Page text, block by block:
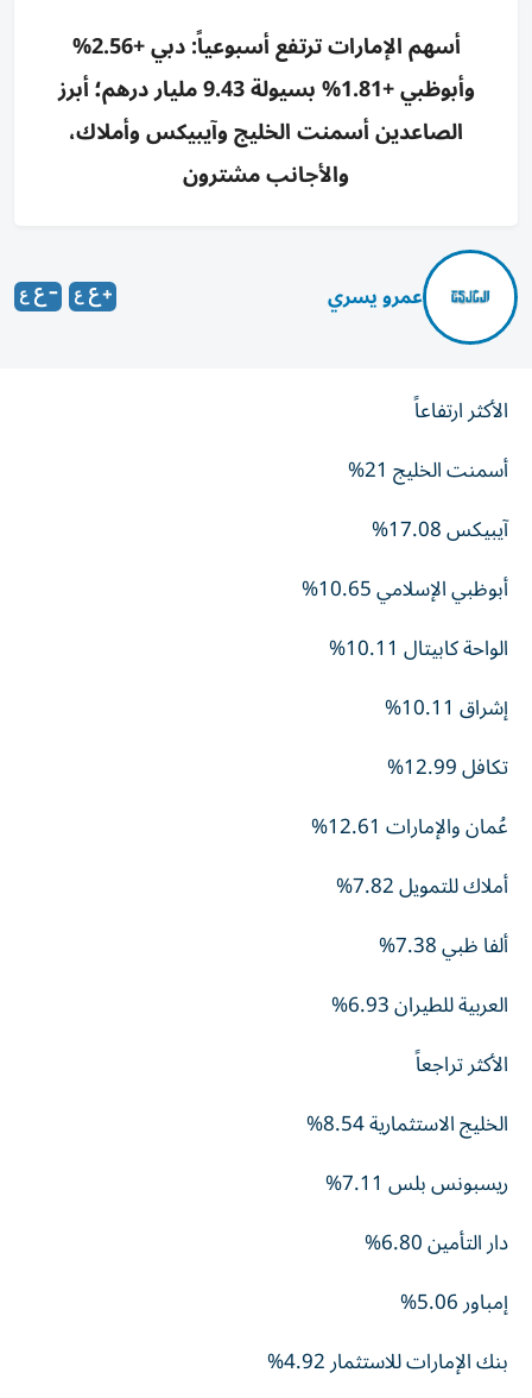
أسهم الإمارات ترتفع أسبوعياً: دبي +2.56%
وأبوظبي +1.81% بسيولة 9.43 مليار درهم؛ أبرز
الصاعدين أسمنت الخليج وآيبيكس وأملاك،
والأجانب مشترون
عمرو يسري
الأكثر ارتفاعاً
أسمنت الخليج 21%
آيبيكس 17.08%
أبوظبي الإسلامي 10.65%
الواحة كابيتال 10.11%
إشراق 10.11%
تكافل 12.99%
عُمان والإمارات 12.61%
أملاك للتمويل 7.82%
ألفا ظبي 7.38%
العربية للطيران 6.93%
الأكثر تراجعاً
الخليج الاستثمارية 8.54%
ريسبونس بلس 7.11%
دار التأمين 6.80%
إمباور 5.06%
بنك الإمارات للاستثمار 4.92%